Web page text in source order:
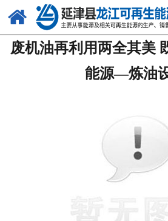
废机油再利用两全其美
能源—炼油